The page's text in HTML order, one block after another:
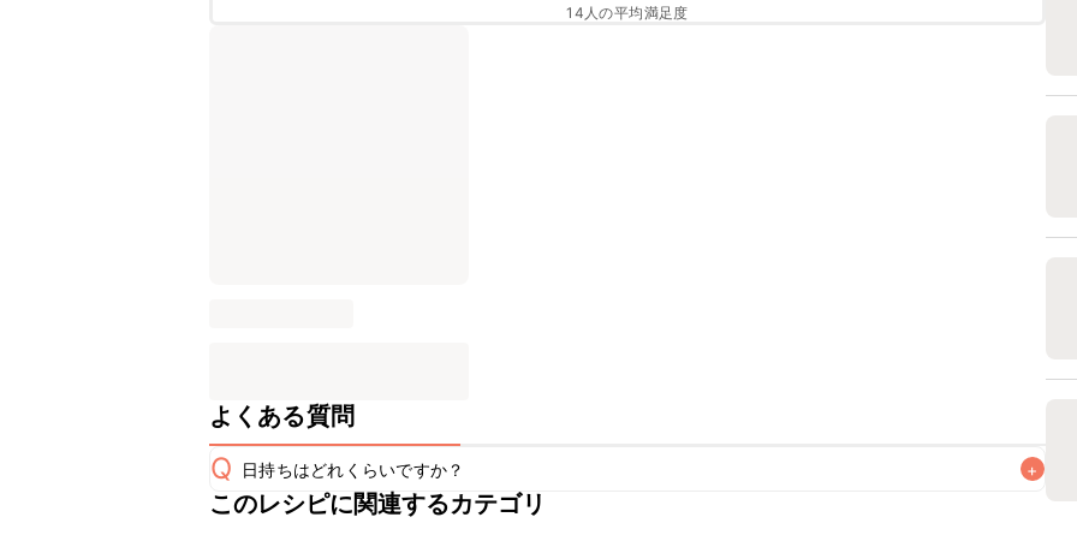
14 人の平均満足度
よくある質問
Q 日持ちはどれくらいですか？ +
こちらのレシピは出来たてをお召し上がりいただくことをおすすめします。
このレシピに関連するカテゴリ